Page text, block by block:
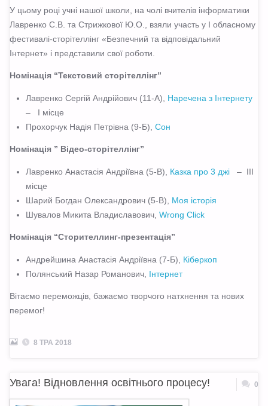
У цьому році учні нашої школи, на чолі вчителів інформатики
Лавренко С.В. та Стрижкової Ю.О., взяли участь у І обласному
фестивалі-сторітеллінг «Безпечний та відповідальний
Інтернет» і представили свої роботи.
Номінація “Текстовий сторітеллінг”
Лавренко Сергій Андрійович (11-А),
Наречена з Інтернету
– І місце
Прохорчук Надія Петрівна (9-Б), Сон
Номінація ” Відео-сторітеллінг”
Лавренко Анастасія Андріївна (5-В), Казка про 3 джі– ІІІ
місце
Шарий Богдан Олександрович (5-В),
Моя історія
Шувалов Микита Владиславович, Wrong Click
Н омінація “Сторителлинг-презентація”
Андрейшина Анастасія Андріївна (7-Б),
Кіберкоп
Полянський Назар Романович,
Інтернет
Вітаємо переможців, бажаємо творчого натхнення та нових
перемог!
8 ТРА 2018
Увага! Відновлення освітнього процесу! 0